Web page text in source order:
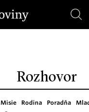
Rozhovor
Misie Rodina Poradňa